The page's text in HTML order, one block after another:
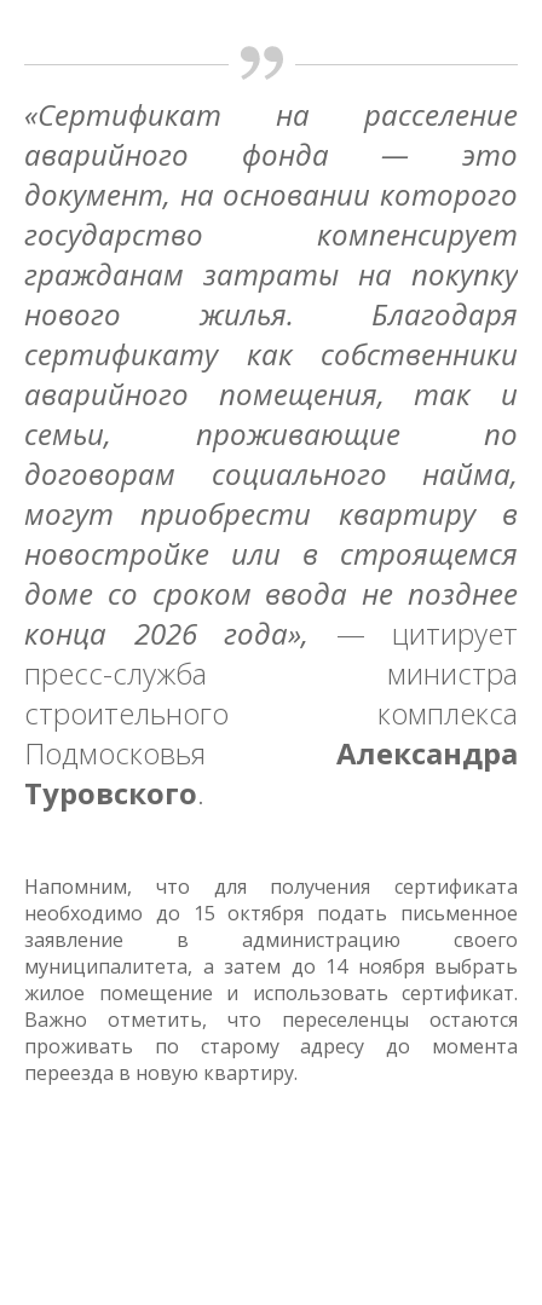
«Сертификат на расселение
аварийного фонда — это
документ, на основании которого
государство компенсирует
гражданам затраты на покупку
нового жилья. Благодаря
сертификату как собственники
аварийного помещения, так и
семьи, проживающие по
договорам социального найма,
могут приобрести квартиру в
новостройке или в строящемся
доме со сроком ввода не позднее
конца 2026 года», — цитирует
пресс-служба министра
строительного комплекса
Подмосковья Александра
Туровского.
Напомним, что для получения сертификата
необходимо до 15 октября подать письменное
заявление в администрацию своего
муниципалитета, а затем до 14 ноября выбрать
жилое помещение и использовать сертификат.
Важно отметить, что переселенцы остаются
проживать по старому адресу до момента
переезда в новую квартиру.